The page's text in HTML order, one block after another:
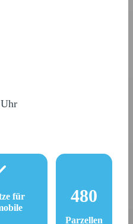
für
480
Parzellen